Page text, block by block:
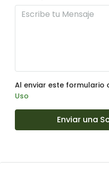
Al enviar este formulario
Uso
Enviar una